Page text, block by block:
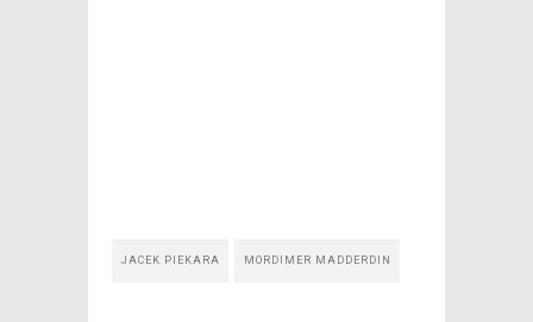
JACEK PIEKARA MORDIMER MADDERDIN